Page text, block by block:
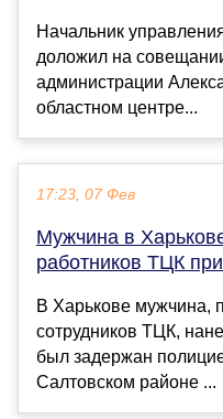
Начальник
доложил на
администрации
областном центре...
17:23, 07 Фев
Мужчина в
работников ТЦК
В Харькове мужчина,
сотрудников ТЦК,
был задержан
Салтовском районе ...